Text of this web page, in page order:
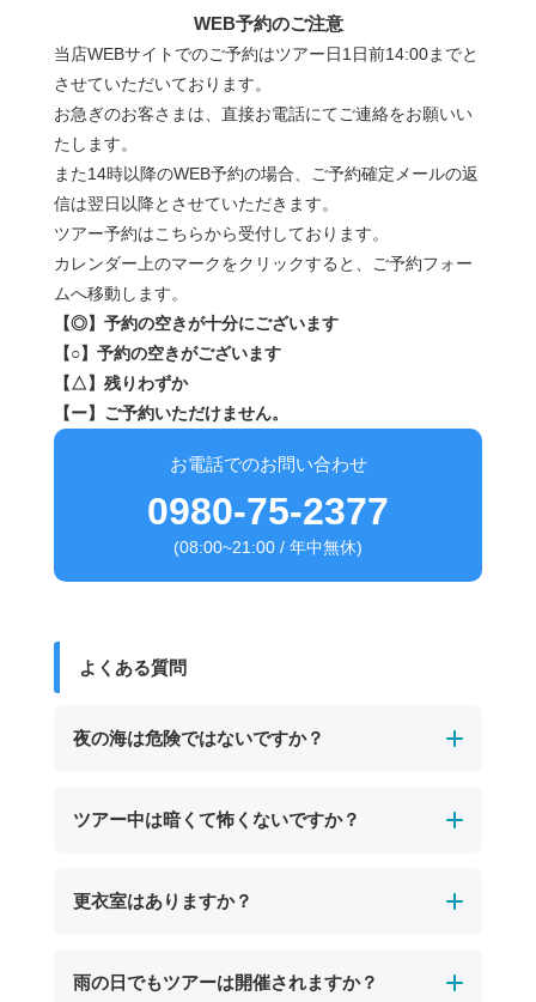
WEB予約のご注意
当店WEBサイトでのご予約はツアー日1日前14:00までと
させていただいております。
お急ぎのお客さまは、直接お電話にてご連絡をお願いい
たします。
また14時以降のWEB予約の場合、ご予約確定メールの返
信は翌日以降とさせていただきます。
ツアー予約はこちらから受付しております。
カレンダー上のマークをクリックすると、ご予約フォー
ムへ移動します。
【◎】予約の空きが十分にございます
【○】予約の空きがございます
【△】残りわずか
【ー】ご予約いただけません。
お電話でのお問い合わせ
0980-75-2377
(08:00~21:00 / 年中無休)
よくある質問
夜の海は危険ではないですか？
経験豊富なガイドが必ず同行し、事前に安全確
備しているため、夜でも安心してご参加いただ
ツアー中は暗くて怖くないですか？
ツアーでは専用ライトを使用し、ガイドが常に
むしろ、昼間とは違う神秘的な海の雰囲気や、
更衣室はありますか？
更衣室はありません。
雨の日でもツアーは開催されますか？